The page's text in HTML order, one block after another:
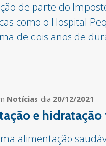
de parte do
como o Hospital
de dois anos de
Notícias dia 20/12/2021
e
alimentação